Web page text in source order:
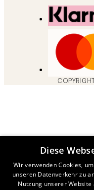
Diese
Wir verwenden Cookies,
unseren Datenverkehr zu
Nutzung unserer